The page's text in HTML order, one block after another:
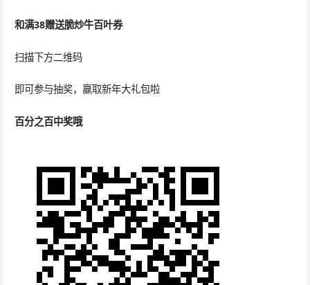
和满38赠送脆炒牛百叶券
扫描下方二维码
即可参与抽奖，赢取新年大礼包啦
百分之百中奖哦